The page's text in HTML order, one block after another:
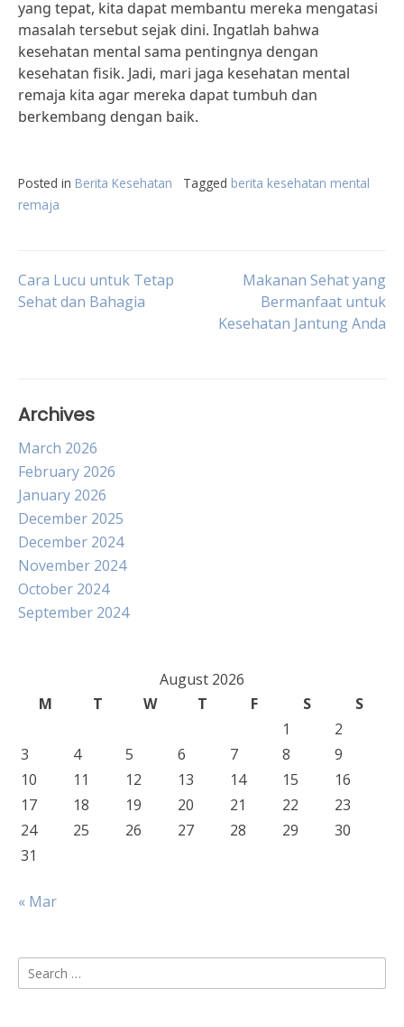
yang tepat, kita dapat membantu mereka mengatasi
masalah tersebut sejak dini. Ingatlah bahwa
kesehatan mental sama pentingnya dengan
kesehatan fisik. Jadi, mari jaga kesehatan mental
remaja kita agar mereka dapat tumbuh dan
berkembang dengan baik.
Posted in Berita Kesehatan Tagged berita kesehatan mental
remaja
Post
Cara Lucu untuk Tetap
Sehat dan Bahagia
Makanan Sehat yang
Bermanfaat untuk
Kesehatan Jantung Anda
Archives
March 2026
February 2026
January 2026
December 2025
December 2024
November 2024
October 2024
September 2024
August 2026
M
T W T F S
S
1
2
3
4 5 6 7 8
9
10
11 12 13 14 15
16
17
18 19 20 21 22
23
24
25 26 27 28 29
30
31
« Mar
Search
for: